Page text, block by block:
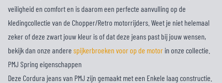
veiligheid en comfort en is daarom een perfecte aanvulling op de
kledingcollectie van de Chopper/Retro motorrijders. Weet je niet helemaal
zeker of deze zwart jouw kleur is of dat deze jeans past bij jouw wensen,
bekijk dan onze andere spijkerbroeken voor op de motor in onze collectie.
PMJ Spring eigenschappen
Deze Cordura jeans van PMJ zijn gemaakt met een Enkele laag constructie.